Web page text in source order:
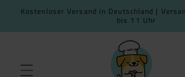
Skip to
Kostenloser Versand in Deutschland |
bis 11 Uhr